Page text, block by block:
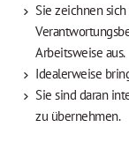
Sie zeichnen
Arbeitsweise aus.
Idealerweise
Sie sind daran
zu übernehmen.